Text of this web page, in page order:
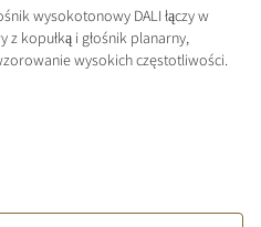
wysokotonowy DALI łączy w
kopułką i głośnik planarny,
wysokich częstotliwości.